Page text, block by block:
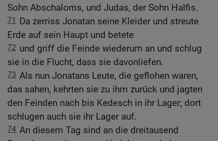
Sohn Abschaloms, und Judas, der Sohn Halfis.
71 Da zerriss Jonatan seine Kleider und streute
Erde auf sein Haupt und betete
72 und griff die Feinde wiederum an und schlug
sie in die Flucht, dass sie davonliefen.
73 Als nun Jonatans Leute, die geflohen waren,
das sahen, kehrten sie zu ihm zurück und jagten
den Feinden nach bis Kedesch in ihr Lager; dort
schlugen auch sie ihr Lager auf.
74 An diesem Tag sind an die dreitausend